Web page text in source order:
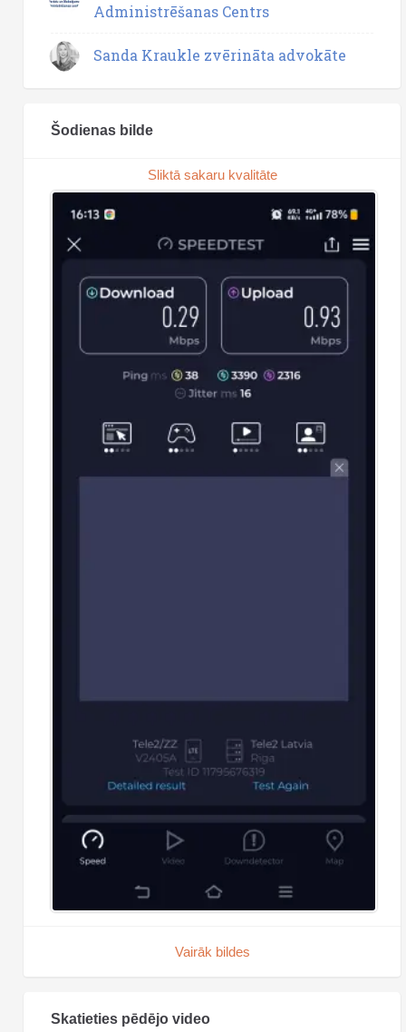
Administrēšanas Centrs
Sanda Kraukle zvērināta advokāte
Šodienas bilde
Sliktā sakaru kvalitāte
Vairāk bildes
Skatieties pēdējo video